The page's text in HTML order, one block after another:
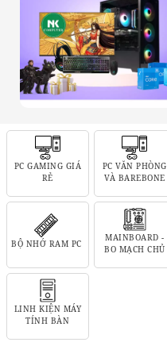
PC GAMING GIÁ
RẺ
PC VĂN PHÒNG
VÀ BAREBONE
BỘ NHỚ RAM PC
MAINBOARD -
BO MẠCH CHỦ
LINH KIỆN MÁY
TÍNH BÀN